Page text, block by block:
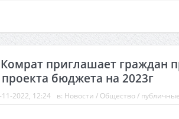
приглашает граждан
бюджета на 2023г
11-2022, 12:24 в: Новости / Общество/